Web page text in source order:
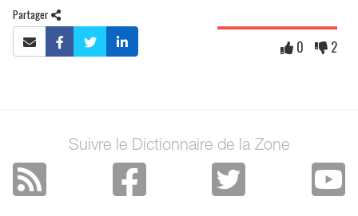
Partager
0 2
Suivre le Dictionnaire de la Zone